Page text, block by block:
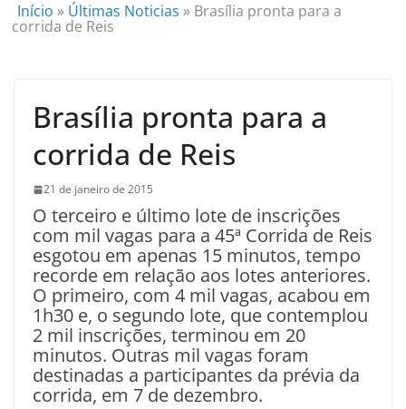
Início » Últimas Noticias » Brasília pronta para a
corrida de Reis
Brasília pronta para a
corrida de Reis
21 de janeiro de 2015
O terceiro e último lote de inscrições
com mil vagas para a 45ª Corrida de Reis
esgotou em apenas 15 minutos, tempo
recorde em relação aos lotes anteriores.
O primeiro, com 4 mil vagas, acabou em
1h30 e, o segundo lote, que contemplou
2 mil inscrições, terminou em 20
minutos. Outras mil vagas foram
destinadas a participantes da prévia da
corrida, em 7 de dezembro.